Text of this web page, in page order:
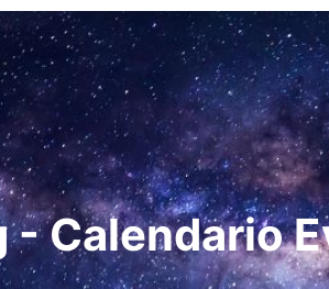
- Calendario